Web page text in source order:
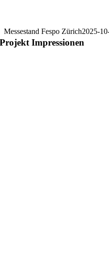
Messestand Fespo Zürich2025-
Projekt Impressionen